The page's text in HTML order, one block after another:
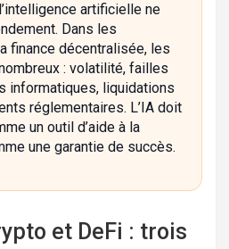
artificielle ne
Dans les
finance décentralisée, les
: volatilité, failles
informatiques, liquidations
réglementaires. L’IA doit
un outil d’aide à la
une garantie de succès.
et DeFi : trois